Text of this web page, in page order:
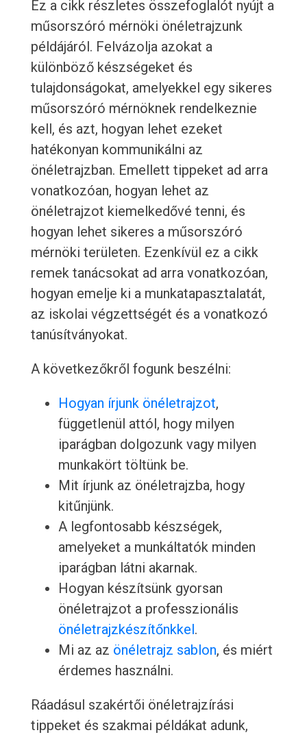
Ez a cikk részletes összefoglalót nyújt a
műsorszóró mérnöki önéletrajzunk
példájáról. Felvázolja azokat a
különböző készségeket és
tulajdonságokat, amelyekkel egy sikeres
műsorszóró mérnöknek rendelkeznie
kell, és azt, hogyan lehet ezeket
hatékonyan kommunikálni az
önéletrajzban. Emellett tippeket ad arra
vonatkozóan, hogyan lehet az
önéletrajzot kiemelkedővé tenni, és
hogyan lehet sikeres a műsorszóró
mérnöki területen. Ezenkívül ez a cikk
remek tanácsokat ad arra vonatkozóan,
hogyan emelje ki a munkatapasztalatát,
az iskolai végzettségét és a vonatkozó
tanúsítványokat.
A következőkről fogunk beszélni:
Hogyan írjunk önéletrajzot,
függetlenül attól, hogy milyen
iparágban dolgozunk vagy milyen
munkakört töltünk be.
Mit írjunk az önéletrajzba, hogy
kitűnjünk.
A legfontosabb készségek,
amelyeket a munkáltatók minden
iparágban látni akarnak.
Hogyan készítsünk gyorsan
önéletrajzot a professzionális
önéletrajzkészítőnkkel.
Mi az az önéletrajz sablon, és miért
érdemes használni.
Ráadásul szakértői önéletrajzírási
tippeket és szakmai példákat adunk,